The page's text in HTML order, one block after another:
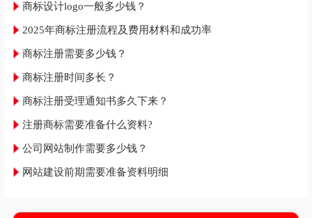
商标设计logo一般多少钱？
2025年商标注册流程及费用材料和成功率
商标注册需要多少钱？
商标注册时间多长？
商标注册受理通知书多久下来？
注册商标需要准备什么资料?
公司网站制作需要多少钱？
网站建设前期需要准备资料明细